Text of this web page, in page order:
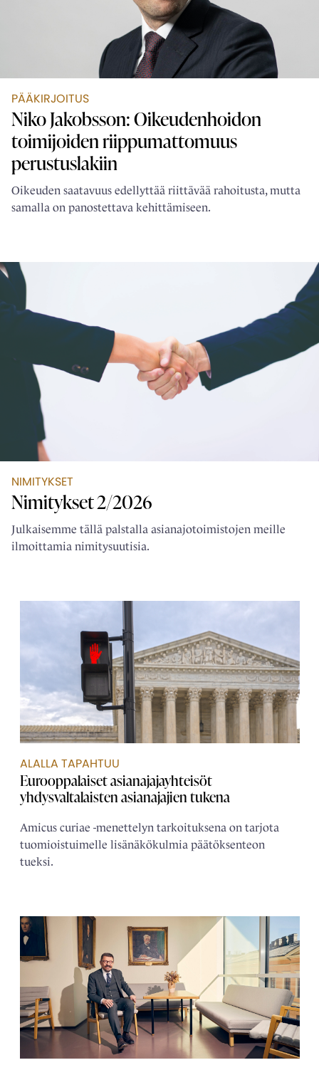
PÄÄKIRJOITUS
Niko Jakobsson: Oikeudenhoidon
toimijoiden ­riippumattomuus
perustuslakiin
Oikeuden saatavuus edellyttää riittävää rahoitusta, mutta
samalla on panostettava kehittämiseen.
NIMITYKSET
Nimitykset 2/2026
Julkaisemme tällä palstalla asianajotoimistojen meille
ilmoittamia nimitysuutisia.
ALALLA TAPAHTUU
Eurooppalaiset asianajaja­yhteisöt
yhdysvaltalaisten asianajajien tukena
Amicus curiae -menettelyn tarkoituksena on tarjota
tuomioistuimelle lisänäkökulmia päätöksenteon
tueksi.